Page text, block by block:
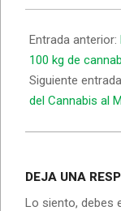
Entrada anterior:
100 kg de
Siguiente
del Cannabis al
DEJA UNA
Lo siento, debes